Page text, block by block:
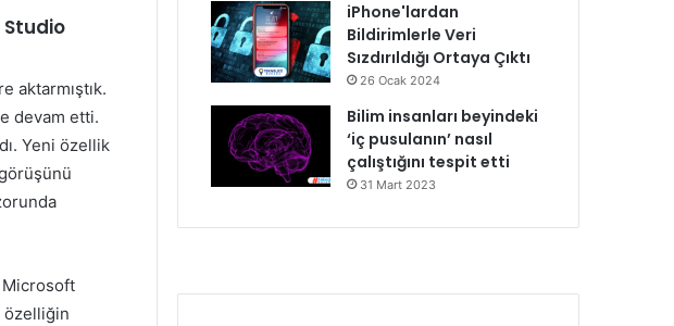
Studio
aktarmıştık.
devam etti.
Yeni özellik
Microsoft
özelliğin
iPhone'lardan
Bildirimlerle Veri
Sızdırıldığı Ortaya Çıktı
26 Ocak 2024
Bilim insanları beyindeki
‘iç pusulanın’ nasıl
çalıştığını tespit etti
31 Mart 2023